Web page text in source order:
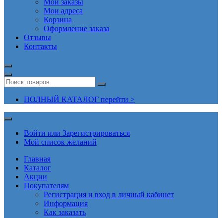
Мои заказы
Мои адреса
Корзина
Оформление заказа
Отзывы
Контакты
ПОЛНЫЙ КАТАЛОГ перейти >
Войти или Зарегистрироваться
Мой список желаний
Главная
Каталог
Акции
Покупателям
Регистрация и вход в личный кабинет
Информация
Как заказать